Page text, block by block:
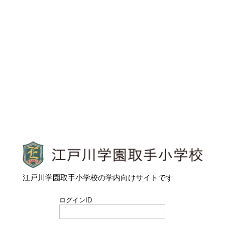
江戸川学園取手小学校
江戸川学園取手小学校の学内向けサイトです
ログインID